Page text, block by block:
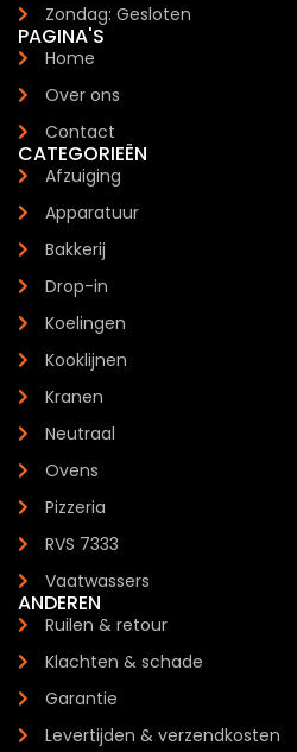
Zondag: Gesloten
PAGINA'S
Home
Over ons
Contact
CATEGORIEËN
Afzuiging
Apparatuur
Bakkerij
Drop-in
Koelingen
Kooklijnen
Kranen
Neutraal
Ovens
Pizzeria
RVS 7333
Vaatwassers
ANDEREN
Ruilen & retour
Klachten & schade
Garantie
Levertijden & verzendkosten